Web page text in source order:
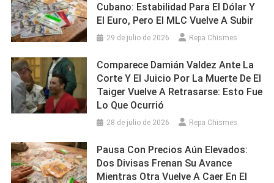
Cubano: Estabilidad Para El Dólar Y
El Euro, Pero El MLC Vuelve A Subir
29 de julio de 2026 Repa Chismes
Comparece Damián Valdez Ante La
Corte Y El Juicio Por La Muerte De El
Taiger Vuelve A Retrasarse: Esto Fue
Lo Que Ocurrió
28 de julio de 2026 Repa Chismes
Pausa Con Precios Aún Elevados:
Dos Divisas Frenan Su Avance
Mientras Otra Vuelve A Caer En El